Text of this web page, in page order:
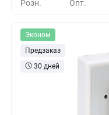
Розн. Опт.
Эконом
Предзаказ
30 дней